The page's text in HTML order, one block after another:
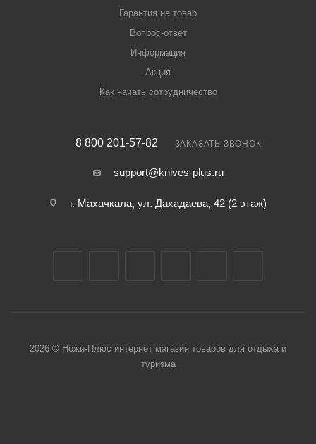
Гарантия на товар
Вопрос-ответ
Информация
Акция
Как начать сотрудничество
8 800 201-57-82 ЗАКАЗАТЬ ЗВОНОК
support@knives-plus.ru
г. Махачкала, ул. Дахадаева, 42 (2 этаж)
2026 © Ножи-Плюс интернет магазин товаров для отдыха и
туризма